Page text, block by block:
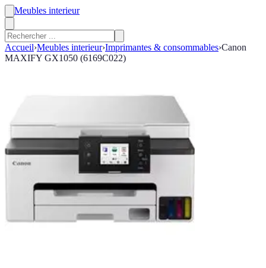
Meubles interieur
Accueil›Meubles interieur›Imprimantes & consommables›Canon
MAXIFY GX1050 (6169C022)